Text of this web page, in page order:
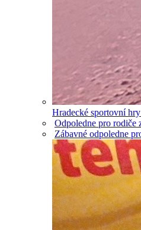
Hradecké sportovní
Odpoledne pro rodiče
Zábavné odpoledne